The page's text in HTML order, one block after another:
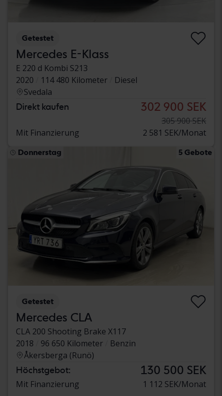
Getestet
Mercedes E-Klass
E 220 d Kombi S213
2020
114 480 Kilometer
Diesel
Svedala
Direkt kaufen 302 900 SEK
305 900 SEK
Mit Finanzierung
2 581 SEK/Monat
Donnerstag 5 Gebote
Getestet
Mercedes CLA
CLA 200 Shooting Brake X117
2018
96 650 Kilometer
Benzin
Åkersberga (Runö)
Höchstgebot: 130 500 SEK
Mit Finanzierung 1 112 SEK/Monat